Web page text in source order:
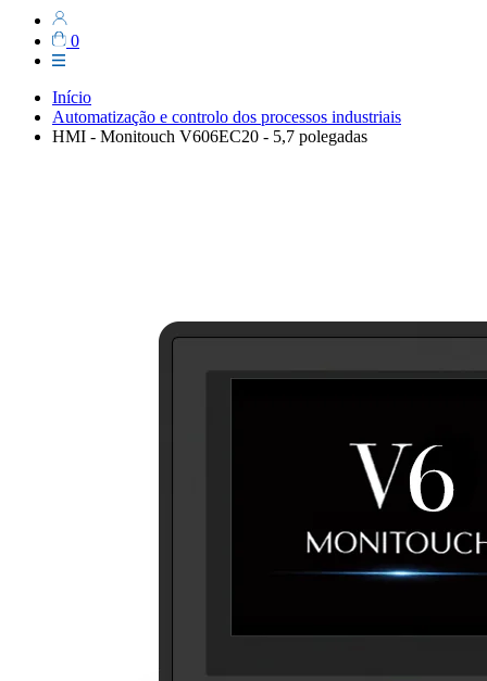
0
Início
Automatização e controlo dos processos industriais
HMI - Monitouch V606EC20 - 5,7 polegadas